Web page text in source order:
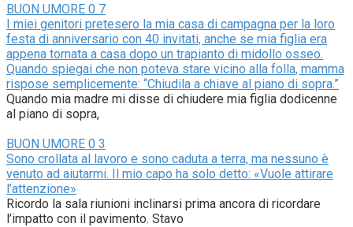
BUON UMORE 0 7
I miei genitori pretesero la mia casa di campagna per la loro
festa di anniversario con 40 invitati, anche se mia figlia era
appena tornata a casa dopo un trapianto di midollo osseo.
Quando spiegai che non poteva stare vicino alla folla, mamma
rispose semplicemente: “Chiudila a chiave al piano di sopra.”
Quando mia madre mi disse di chiudere mia figlia dodicenne
al piano di sopra,
BUON UMORE 0 3
Sono crollata al lavoro e sono caduta a terra, ma nessuno è
venuto ad aiutarmi. Il mio capo ha solo detto: «Vuole attirare
l’attenzione»
Ricordo la sala riunioni inclinarsi prima ancora di ricordare
l’impatto con il pavimento. Stavo